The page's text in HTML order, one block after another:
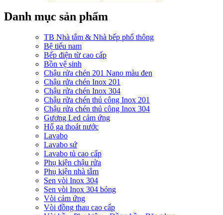
Danh mục sản phẩm
TB Nhà tắm & Nhà bếp phổ thông
Bệ tiểu nam
Bếp điện từ cao cấp
Bồn vệ sinh
Chậu rửa chén 201 Nano màu đen
Chậu rửa chén Inox 201
Chậu rửa chén Inox 304
Chậu rửa chén thủ công Inox 201
Chậu rửa chén thủ công Inox 304
Gương Led cảm ứng
Hố ga thoát nước
Lavabo
Lavabo sứ
Lavabo tủ cao cấp
Phụ kiện chậu rửa
Phụ kiện nhà tắm
Sen vòi Inox 304
Sen vòi Inox 304 bóng
Vòi cảm ứng
Vòi đồng thau cao cấp